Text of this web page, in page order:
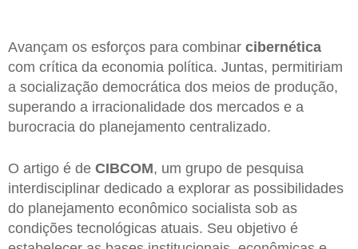
Avançam os esforços para combinar cibernética
com crítica da economia política. Juntas, permitiriam
a socialização democrática dos meios de produção,
superando a irracionalidade dos mercados e a
burocracia do planejamento centralizado.
O artigo é de CIBCOM, um grupo de pesquisa
interdisciplinar dedicado a explorar as possibilidades
do planejamento econômico socialista sob as
condições tecnológicas atuais. Seu objetivo é